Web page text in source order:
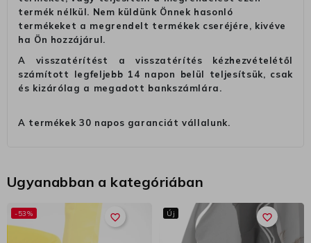
termék nélkül. Nem küldünk Önnek hasonló
termékeket a megrendelt termékek cseréjére, kivéve
ha Ön hozzájárul.
A visszatérítést a visszatérítés kézhezvételétől
számított legfeljebb 14 napon belül teljesítsük, csak
és kizárólag a megadott bankszámlára.
A termékek 30 napos garanciát vállalunk.
Ugyanabban a kategóriában
favorite_border
-53% favorite_border
Új